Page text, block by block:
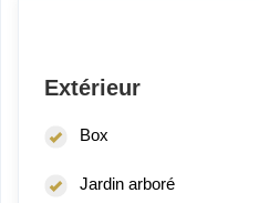
Extérieur
Box
Jardin arboré